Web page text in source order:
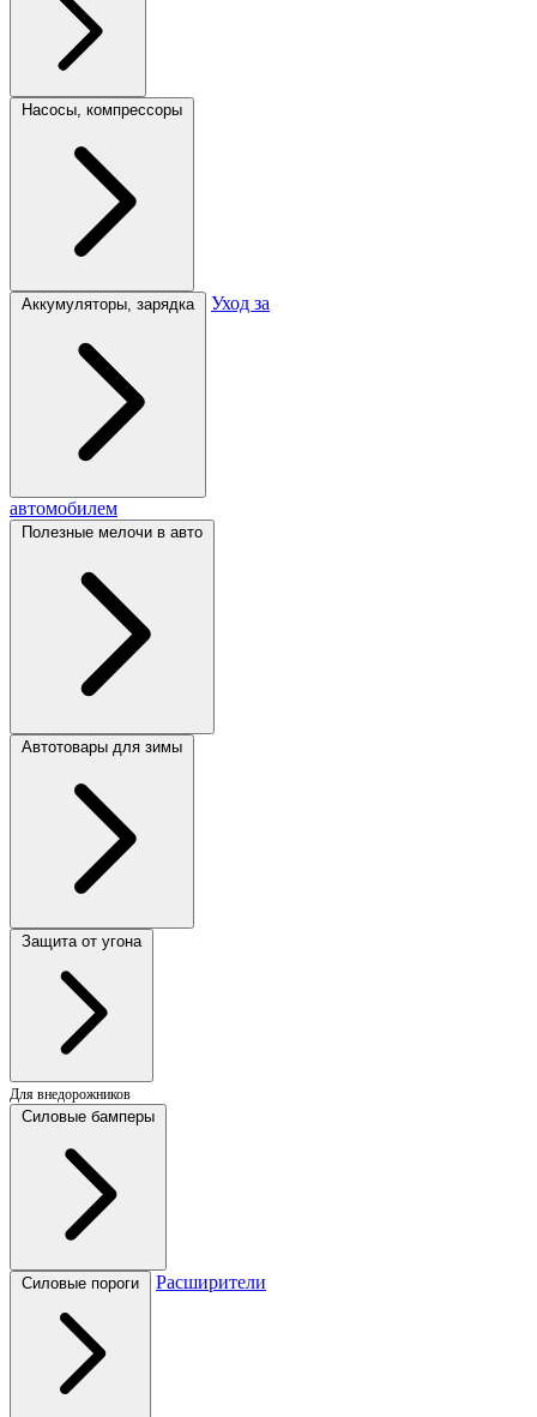
Насосы, компрессоры
Аккумуляторы, зарядка Уход за
автомобилем
Полезные мелочи в авто
Автотовары для зимы
Защита от угона
Для внедорожников
Силовые бамперы
Силовые пороги Расширители